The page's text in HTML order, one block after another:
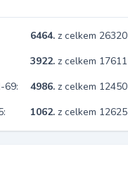
6464. z celkem 26320
3922. z celkem 17611
69:
4986. z celkem 12450
1062. z celkem 12625